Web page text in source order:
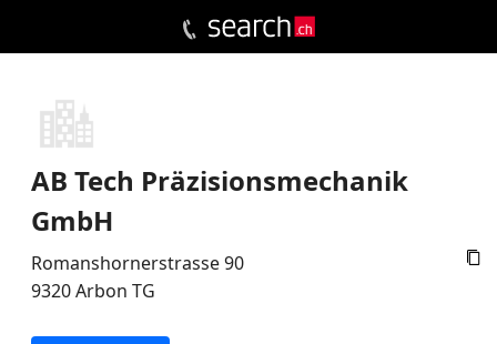
AB Tech Präzisionsmechanik
GmbH

Romanshornerstrasse 90
9320Arbon TG